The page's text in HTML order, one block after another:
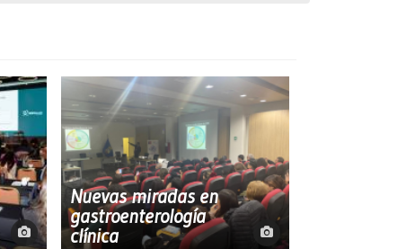
Nuevas miradas en
gastroenterología
clínica